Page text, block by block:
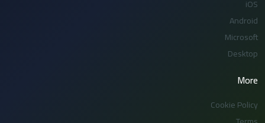
iOS
Android
Microsoft
Desktop
More
Cookie Policy